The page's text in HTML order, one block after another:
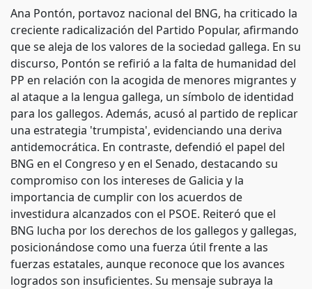
Ana Pontón, portavoz nacional del BNG, ha criticado la
creciente radicalización del Partido Popular, afirmando
que se aleja de los valores de la sociedad gallega. En su
discurso, Pontón se refirió a la falta de humanidad del
PP en relación con la acogida de menores migrantes y
al ataque a la lengua gallega, un símbolo de identidad
para los gallegos. Además, acusó al partido de replicar
una estrategia 'trumpista', evidenciando una deriva
antidemocrática. En contraste, defendió el papel del
BNG en el Congreso y en el Senado, destacando su
compromiso con los intereses de Galicia y la
importancia de cumplir con los acuerdos de
investidura alcanzados con el PSOE. Reiteró que el
BNG lucha por los derechos de los gallegos y gallegas,
posicionándose como una fuerza útil frente a las
fuerzas estatales, aunque reconoce que los avances
logrados son insuficientes. Su mensaje subraya la